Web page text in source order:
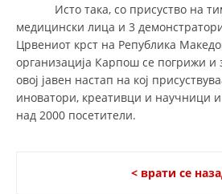
ПРЕЗЕНТАЦИИ
Исто така, со присуство на тим
медицински лица и 3
Црвениот крст на Република
организација Карпош се погрижи и
овој јавен настап на кој
иноватори, креативци и научници и
над 2000 посетители.
< врати се